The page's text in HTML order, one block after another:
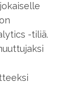
-tiliä.